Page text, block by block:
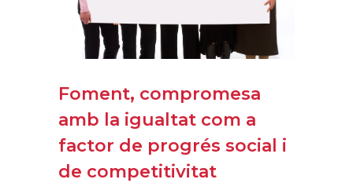
Foment, compromesa
amb la igualtat com a
factor de progrés social i
de competitivitat